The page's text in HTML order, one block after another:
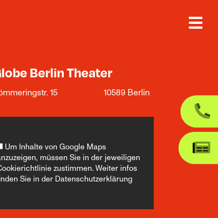
Berlin Theater
15 10589 Berlin
Um Inhalte von Google Maps
müssen Sie in der jeweiligen
zustimmen. Weiter infos
Sie in der Datenschutzerklärung